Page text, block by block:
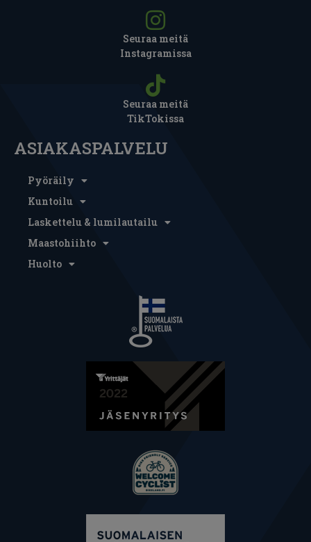
Seuraa meitä
Instagramissa
Seuraa meitä
TikTokissa
ASIAKASPALVELU
Pyöräily
Kuntoilu
Laskettelu & lumilautailu
Maastohiihto
Huolto